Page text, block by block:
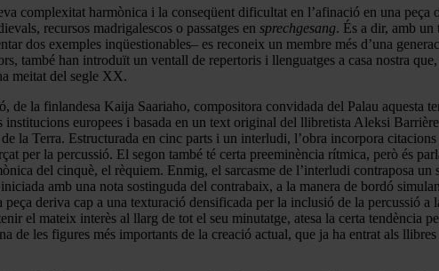
complexitat harmònica i la conseqüent dificultat en l’afinació en una peça
recursos madrigalescos o passatges en sprechgesang. És a dir, amb un
dos exemples inqüestionables– es reconeix un membre més d’una
també han introduït un ventall de repertoris i llenguatges a casa nostra
meitat del segle XX.
de la finlandesa Kaija Saariaho, compositora convidada del Palau aquesta
europees i basada en un text original del llibretista Aleksi
la Terra. Estructurada en cinc parts i un interludi, l’obra incorpora
per la percussió. El segon també té certa preeminència rítmica, però és
del cinquè, el rèquiem. Enmig, el sarcasme de l’interludi contraposa
amb una nota sostinguda del contrabaix, a la manera de bordó
peça deriva cap a una texturació densificada per la inclusió de la percussió
el mateix interès al llarg de tot el seu minutatge, atesa la certa tendència
de les figures més importants de la creació actual, que ja ha entrat als